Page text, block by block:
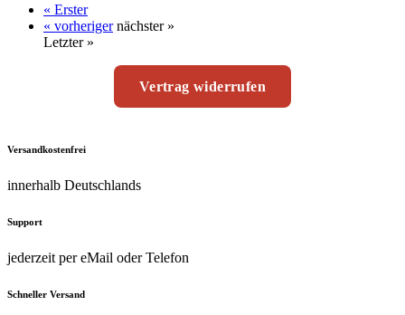
« Erster
« vorheriger nächster »
Letzter »
Vertrag widerrufen
Versandkostenfrei
innerhalb Deutschlands
Support
jederzeit per eMail oder Telefon
Schneller Versand